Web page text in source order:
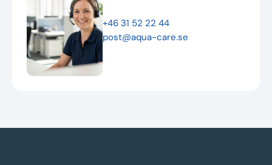
+46 31 52 22 44
post@aqua-care.se